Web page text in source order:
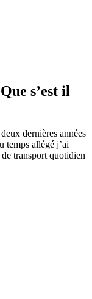
s’est il
dernières années
temps allégé j’ai
transport quotidien